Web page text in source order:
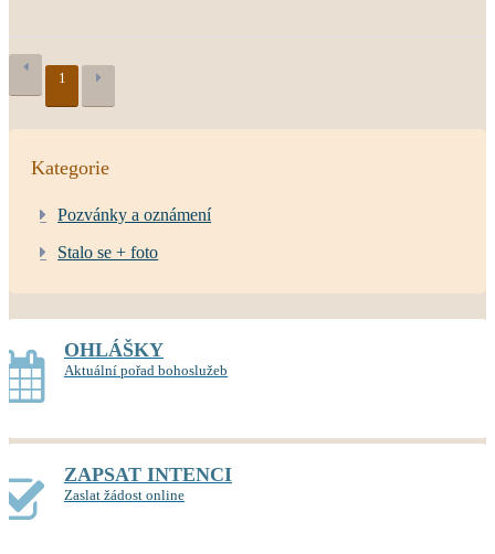
1
Kategorie
Pozvánky a oznámení
Stalo se + foto
OHLÁŠKY
Aktuální pořad bohoslužeb
ZAPSAT INTENCI
Zaslat žádost online